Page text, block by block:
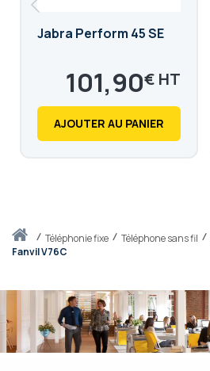
Accueiltéléphonie fixe Téléphone sans fil
Fanvil V76C
Jabra Perform 45 SE
101,90€
122,28
AJOUTER AU PANIER